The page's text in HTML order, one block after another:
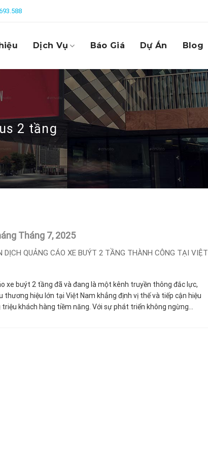
Dịch Vụ Báo Giá Dự Án Blog
2 tầng
Tháng 7, 2025
DỊCH QUẢNG CÁO XE BUÝT 2 TẦNG THÀNH CÔNG TẠI VIỆT
xe buýt 2 tầng đã và đang là một kênh truyền thông đắc lực,
thương hiệu lớn tại Việt Nam khẳng định vị thế và tiếp cận hiệu
khách hàng tiềm năng. Với sự phát triển không ngừng...